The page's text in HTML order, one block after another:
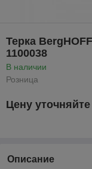
Терка
1100038
В наличии
Розница
Цену уточняйте
Описание